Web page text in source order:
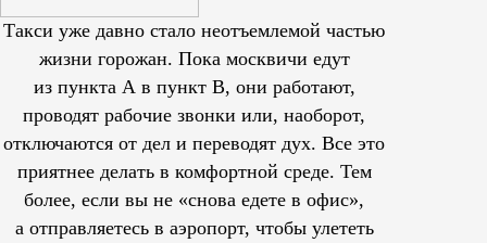
Такси уже давно стало неотъемлемой частью
жизни горожан. Пока москвичи едут
из пункта А в пункт В, они работают,
проводят рабочие звонки или, наоборот,
отключаются от дел и переводят дух. Все это
приятнее делать в комфортной среде. Тем
более, если вы не «снова едете в офис»,
а отправляетесь в аэропорт, чтобы улететь